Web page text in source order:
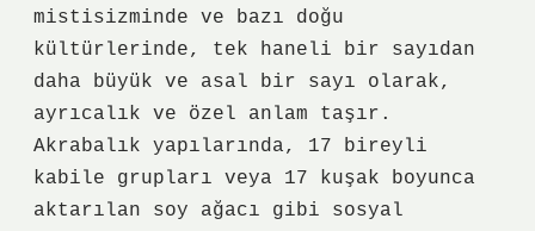
mistisizminde ve bazı doğu
kültürlerinde, tek haneli bir sayıdan
daha büyük ve asal bir sayı olarak,
ayrıcalık ve özel anlam taşır.
Akrabalık yapılarında, 17 bireyli
kabile grupları veya 17 kuşak boyunca
aktarılan soy ağacı gibi sosyal